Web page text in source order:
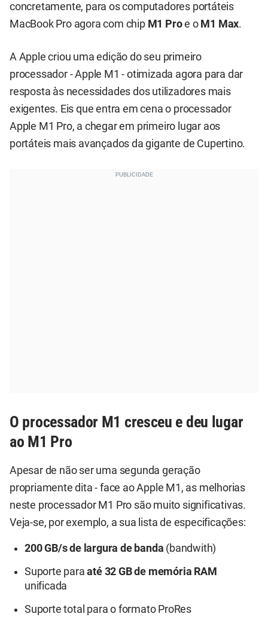
concretamente, para oscomputadores portáteis
MacBook Pro agora com chip M1 Proe o M1 Max.
A Apple criou uma edição do seu primeiro
processador - Apple M1 - otimizada agora para dar
resposta às necessidades dos utilizadores mais
exigentes. Eis que entra em cena o processador
Apple M1 Pro, a chegar em primeiro lugar aos
portáteis mais avançados da gigante de Cupertino.
O processador M1 cresceu e deu lugar
ao M1 Pro
Apesar de não ser uma segunda geração
propriamente dita - face ao Apple M1, as melhorias
neste processador M1 Pro são muito significativas.
Veja-se, por exemplo, a sua lista de especificações:
200 GB/s de largura de banda (bandwith)
Suporte paraaté 32 GB de memória RAM
unificada
Suporte total para o formato ProRes